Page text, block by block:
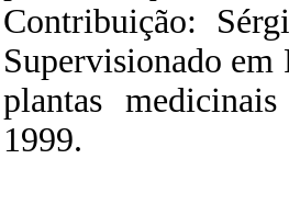
Contribuição:
Supervisionado
plantas
1999.